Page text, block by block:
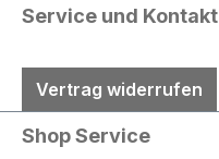
Service und Kontakt
Vertrag widerrufen
Shop Service